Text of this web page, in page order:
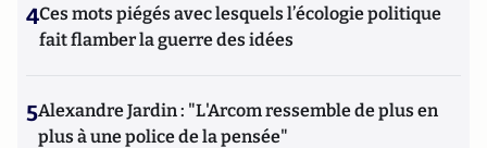
4Ces mots piégés avec lesquels l’écologie politique
fait flamber la guerre des idées
5Alexandre Jardin : "L'Arcom ressemble de plus en
plus à une police de la pensée"